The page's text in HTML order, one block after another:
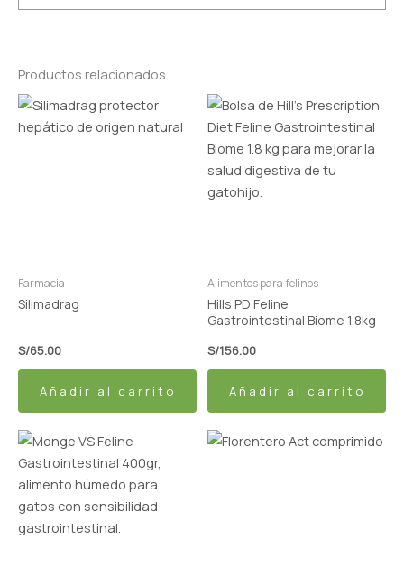
Productos relacionados
Farmacia
Silimadrag
S/65.00
Añadir al carrito
Alimentos para felinos
Hills PD Feline
Gastrointestinal Biome 1.8kg
S/156.00
Añadir al carrito
Este